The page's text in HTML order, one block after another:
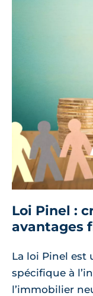
Loi Pinel :
avantages
La loi Pinel est
spécifique à
l’immobilier